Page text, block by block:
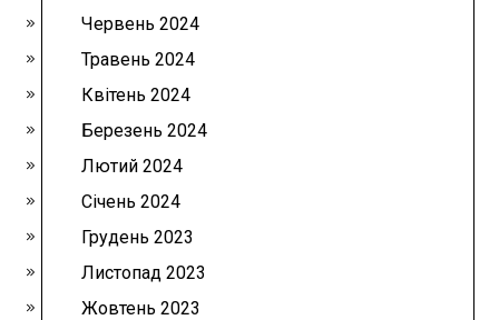
Червень 2024
Травень 2024
Квітень 2024
Березень 2024
Лютий 2024
Січень 2024
Грудень 2023
Листопад 2023
Жовтень 2023